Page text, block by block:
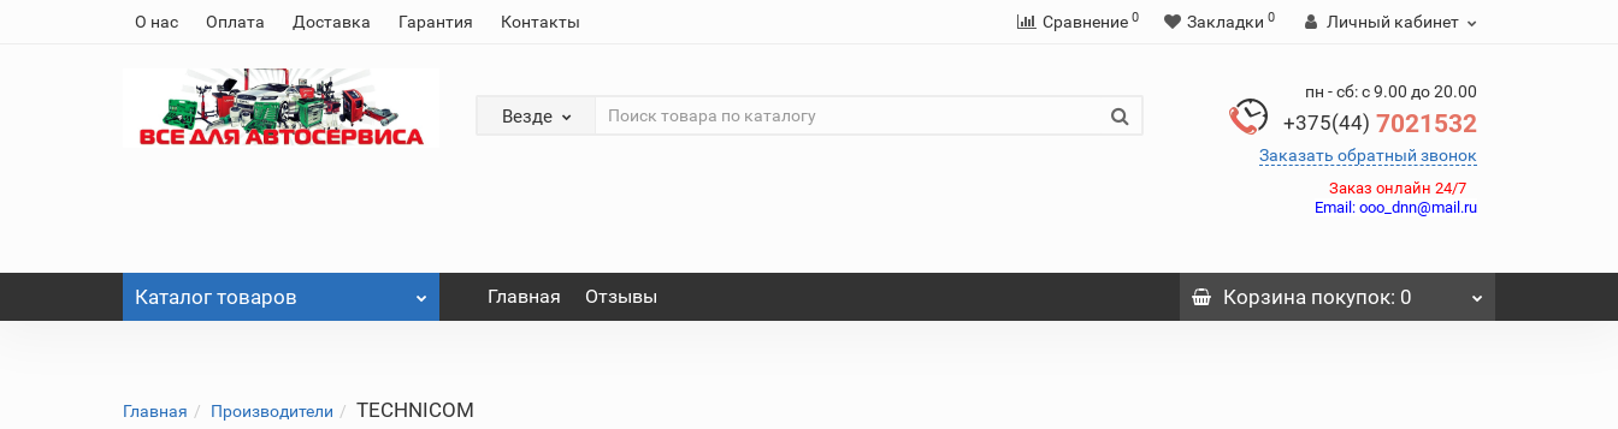
О нас Оплата Доставка Гарантия Контакты Сравнение 0 Закладки 0 Личный кабинет
Везде
пн - сб: с 9.00 до 20.00
+375(44) 7021532
Заказать обратный звонок
Заказ онлайн 24/7
Email: ooo_dnn@mail.ru
Каталог товаров Главная Отзывы Корзинапокупок: 0
Главная Производители TECHNICOM